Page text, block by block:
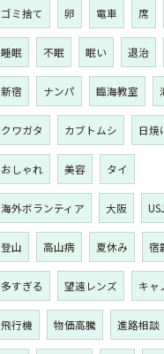
ゴミ捨て 卵 電車 席
睡眠 不眠 眠い 退治
新宿 ナンパ 臨海教室
クワガタ カブトムシ 日焼
おしゃれ 美容 タイ
海外ボランティア 大阪 USJ
登山 高山病 夏休み 宿
多すぎる 望遠レンズ キャ
飛行機 物価高騰 進路相談